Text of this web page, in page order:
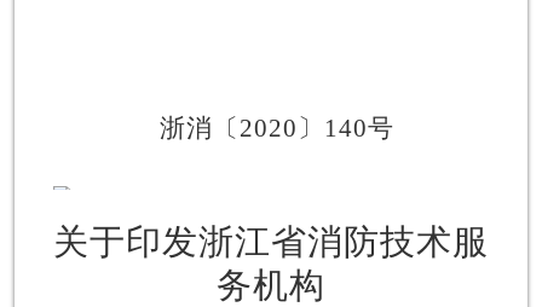
浙消〔 2020 〕 140号
关于印发浙江省消防技术服
务机构